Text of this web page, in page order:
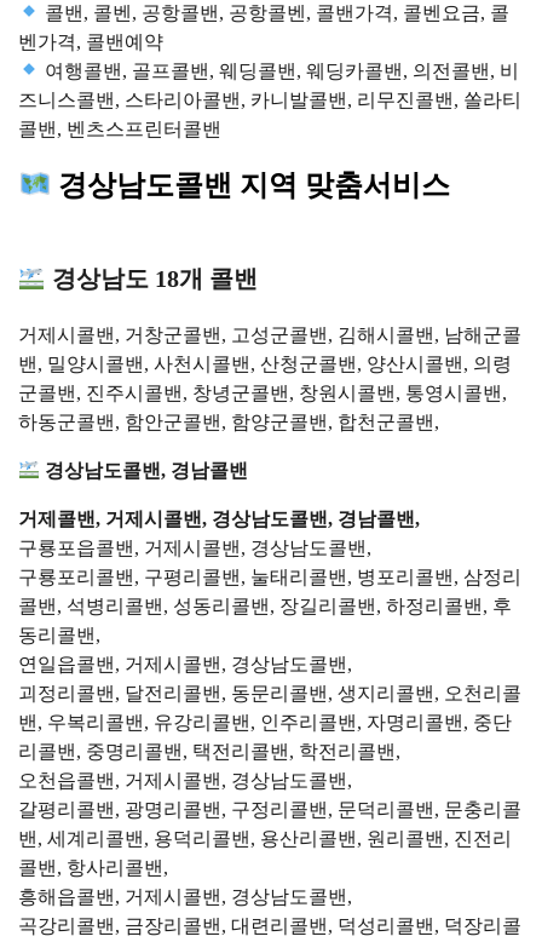
콜밴, 콜벤, 공항콜밴, 공항콜벤, 콜밴가격, 콜벤요금, 콜
벤가격, 콜밴예약
여행콜밴, 골프콜밴, 웨딩콜밴, 웨딩카콜밴, 의전콜밴, 비
즈니스콜밴, 스타리아콜밴, 카니발콜밴, 리무진콜밴, 쏠라티
콜밴, 벤츠스프린터콜밴
경상남도콜밴 지역 맞춤서비스
경상남도 18개 콜밴
거제시콜밴, 거창군콜밴, 고성군콜밴, 김해시콜밴, 남해군콜
밴, 밀양시콜밴, 사천시콜밴, 산청군콜밴, 양산시콜밴, 의령
군콜밴, 진주시콜밴, 창녕군콜밴, 창원시콜밴, 통영시콜밴,
하동군콜밴, 함안군콜밴, 함양군콜밴, 합천군콜밴,
경상남도콜밴, 경남콜밴
거제콜밴, 거제시콜밴, 경상남도콜밴, 경남콜밴,
구룡포읍콜밴, 거제시콜밴, 경상남도콜밴,
구룡포리콜밴, 구평리콜밴, 눌태리콜밴, 병포리콜밴, 삼정리
콜밴, 석병리콜밴, 성동리콜밴, 장길리콜밴, 하정리콜밴, 후
동리콜밴,
연일읍콜밴, 거제시콜밴, 경상남도콜밴,
괴정리콜밴, 달전리콜밴, 동문리콜밴, 생지리콜밴, 오천리콜
밴, 우복리콜밴, 유강리콜밴, 인주리콜밴, 자명리콜밴, 중단
리콜밴, 중명리콜밴, 택전리콜밴, 학전리콜밴,
오천읍콜밴, 거제시콜밴, 경상남도콜밴,
갈평리콜밴, 광명리콜밴, 구정리콜밴, 문덕리콜밴, 문충리콜
밴, 세계리콜밴, 용덕리콜밴, 용산리콜밴, 원리콜밴, 진전리
콜밴, 항사리콜밴,
흥해읍콜밴, 거제시콜밴, 경상남도콜밴,
곡강리콜밴, 금장리콜밴, 대련리콜밴, 덕성리콜밴, 덕장리콜